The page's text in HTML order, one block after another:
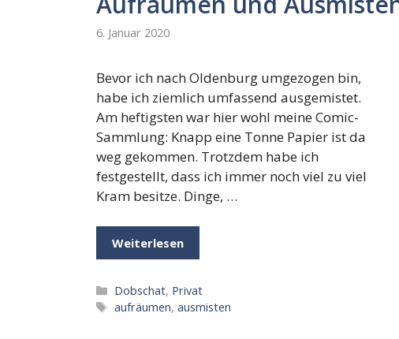
6. Januar 2020
Bevor ich nach Oldenburg umgezogen bin,
habe ich ziemlich umfassend ausgemistet.
Am heftigsten war hier wohl meine Comic-
Sammlung: Knapp eine Tonne Papier ist da
weg gekommen. Trotzdem habe ich
festgestellt, dass ich immer noch viel zu viel
Kram besitze. Dinge, …
Weiterlesen
Kategorien
Dobschat, Privat
Schlagwörter
aufräumen,ausmisten